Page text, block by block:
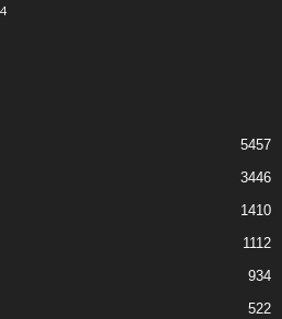
5457
3446
1410
1112
934
522